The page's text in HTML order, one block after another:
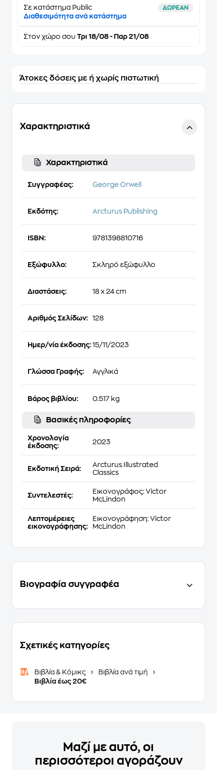
Σε κατάστημα Public ΔΩΡΕΑΝ
Διαθεσιμότητα ανά κατάστημα
Στον χώρο σου Τρι 18/08 - Παρ 21/08
Άτοκες δόσεις με ή χωρίς πιστωτική
Χαρακτηριστικά
Χαρακτηριστικά
Συγγραφέας: George Orwell
Εκδότης: Arcturus Publishing
ISBN: 9781398810716
Εξώφυλλο: Σκληρό εξώφυλλο
Διαστάσεις: 18 x 24 cm
Αριθμός Σελίδων: 128
Ημερ/νία έκδοσης: 15/11/2023
Γλώσσα Γραφής: Αγγλικά
Βάρος βιβλίου: 0.517 kg
Βασικές πληροφορίες
Χρονολογία
έκδοσης:
2023
Εκδοτική Σειρά:
Arcturus Illustrated
Classics
Συντελεστές:
Εικονογράφος: Victor
McLindon
Λεπτομέρειες
εικονογράφησης:
Εικονογράφηση: Victor
McLindon
Βιογραφία συγγραφέα
Σχετικές κατηγορίες
Βιβλία & Κόμικς
Βιβλία ανά τιμή
Βιβλία έως 20€
Μαζί με αυτό, οι
περισσότεροι αγοράζουν